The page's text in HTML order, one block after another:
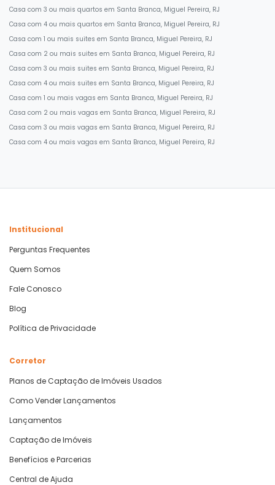
Casa com 3 ou mais quartos em Santa Branca, Miguel Pereira, RJ
Casa com 4 ou mais quartos em Santa Branca, Miguel Pereira, RJ
Casa com 1 ou mais suites em Santa Branca, Miguel Pereira, RJ
Casa com 2 ou mais suites em Santa Branca, Miguel Pereira, RJ
Casa com 3 ou mais suites em Santa Branca, Miguel Pereira, RJ
Casa com 4 ou mais suites em Santa Branca, Miguel Pereira, RJ
Casa com 1 ou mais vagas em Santa Branca, Miguel Pereira, RJ
Casa com 2 ou mais vagas em Santa Branca, Miguel Pereira, RJ
Casa com 3 ou mais vagas em Santa Branca, Miguel Pereira, RJ
Casa com 4 ou mais vagas em Santa Branca, Miguel Pereira, RJ
Institucional
Perguntas Frequentes
Quem Somos
Fale Conosco
Blog
Política de Privacidade
Corretor
Planos de Captação de Imóveis Usados
Como Vender Lançamentos
Lançamentos
Captação de Imóveis
Benefícios e Parcerias
Central de Ajuda